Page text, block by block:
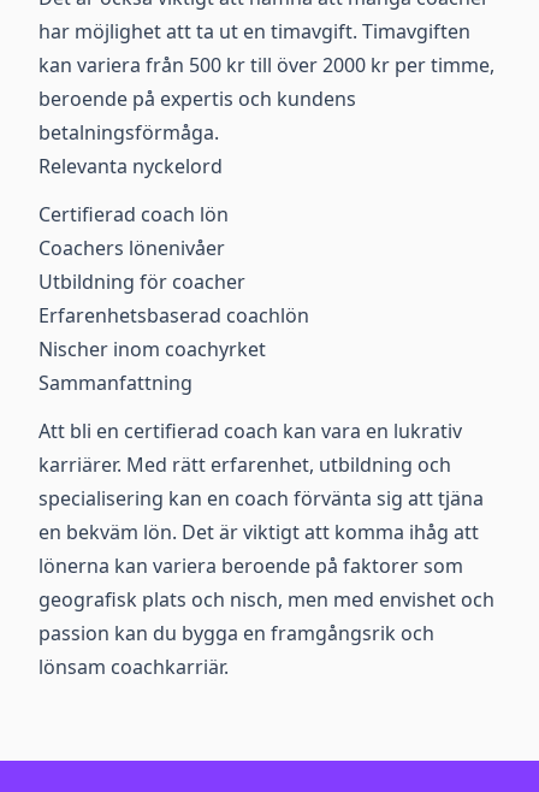
har möjlighet att ta ut en timavgift. Timavgiften
kan variera från 500 kr till över 2000 kr per timme,
beroende på expertis och kundens
betalningsförmåga.
Relevanta nyckelord
Certifierad coach lön
Coachers lönenivåer
Utbildning för coacher
Erfarenhetsbaserad coachlön
Nischer inom coachyrket
Sammanfattning
Att bli en certifierad coach kan vara en lukrativ
karriärer. Med rätt erfarenhet, utbildning och
specialisering kan en coach förvänta sig att tjäna
en bekväm lön. Det är viktigt att komma ihåg att
lönerna kan variera beroende på faktorer som
geografisk plats och nisch, men med envishet och
passion kan du bygga en framgångsrik och
lönsam coachkarriär.